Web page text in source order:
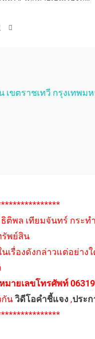
เขตราชเทวี กรุงเทพม
ล เทียมจันทร์ กระท
พย์สิน
เรื่องดังกล่าวแต่อย่า
ายเลขโทรศัพท์
กันวิดีโอคำชี้แจง,ประก